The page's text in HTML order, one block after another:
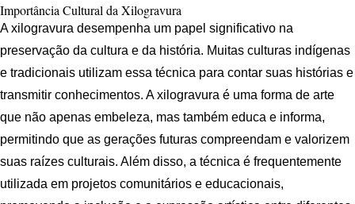
Importância Cultural da Xilogravura
A xilogravura desempenha um papel significativo na
preservação da cultura e da história. Muitas culturas indígenas
e tradicionais utilizam essa técnica para contar suas histórias e
transmitir conhecimentos. A xilogravura é uma forma de arte
que não apenas embeleza, mas também educa e informa,
permitindo que as gerações futuras compreendam e valorizem
suas raízes culturais. Além disso, a técnica é frequentemente
utilizada em projetos comunitários e educacionais,